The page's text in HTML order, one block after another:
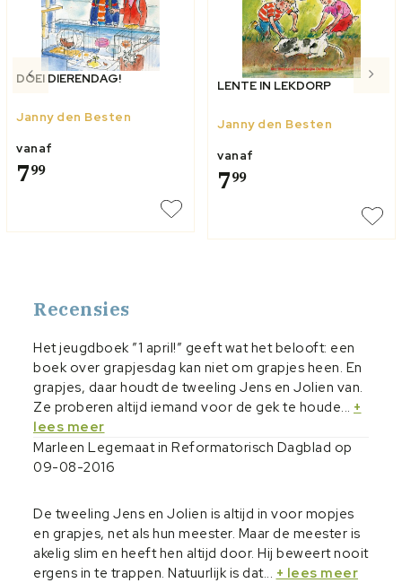
DOEI DIERENDAG!
Janny den Besten
vanaf
799
LENTE IN LEKDORP
Janny den Besten
vanaf
799
Recensies
Het jeugdboek ”1 april!” geeft wat het belooft: een
boek over grapjesdag kan niet om grapjes heen. En
grapjes, daar houdt de tweeling Jens en Jolien van.
Ze proberen altijd iemand voor de gek te houde... +
lees meer
Marleen Legemaat in Reformatorisch Dagblad op
09-08-2016
De tweeling Jens en Jolien is altijd in voor mopjes
en grapjes, net als hun meester. Maar de meester is
akelig slim en heeft hen altijd door. Hij beweert nooit
ergens in te trappen. Natuurlijk is dat... + lees meer